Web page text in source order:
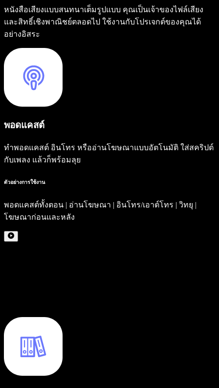
หนังสือเสียงแบบสนทนาเต็มรูปแบบ คุณเป็นเจ้าของไฟล์เสียง
และสิทธิ์เชิงพาณิชย์ตลอดไป ใช้งานกับโปรเจกต์ของคุณได้
อย่างอิสระ
พอดแคสต์
ทำพอดแคสต์ อินโทร หรืออ่านโฆษณาแบบอัตโนมัติ ใส่สคริปต์
กับเพลง แล้วก็พร้อมลุย
ตัวอย่างการใช้งาน
พอดแคสต์ทั้งตอน | อ่านโฆษณา | อินโทร/เอาต์โทร | วิทยุ |
โฆษณาก่อนและหลัง